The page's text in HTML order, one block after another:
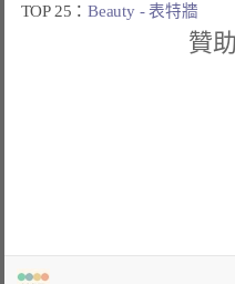
TOP 25：Beauty - 表特牆
贊